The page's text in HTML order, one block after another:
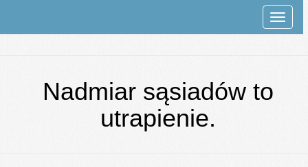
Rozwiń
Nadmiar sąsiadów to
utrapienie.